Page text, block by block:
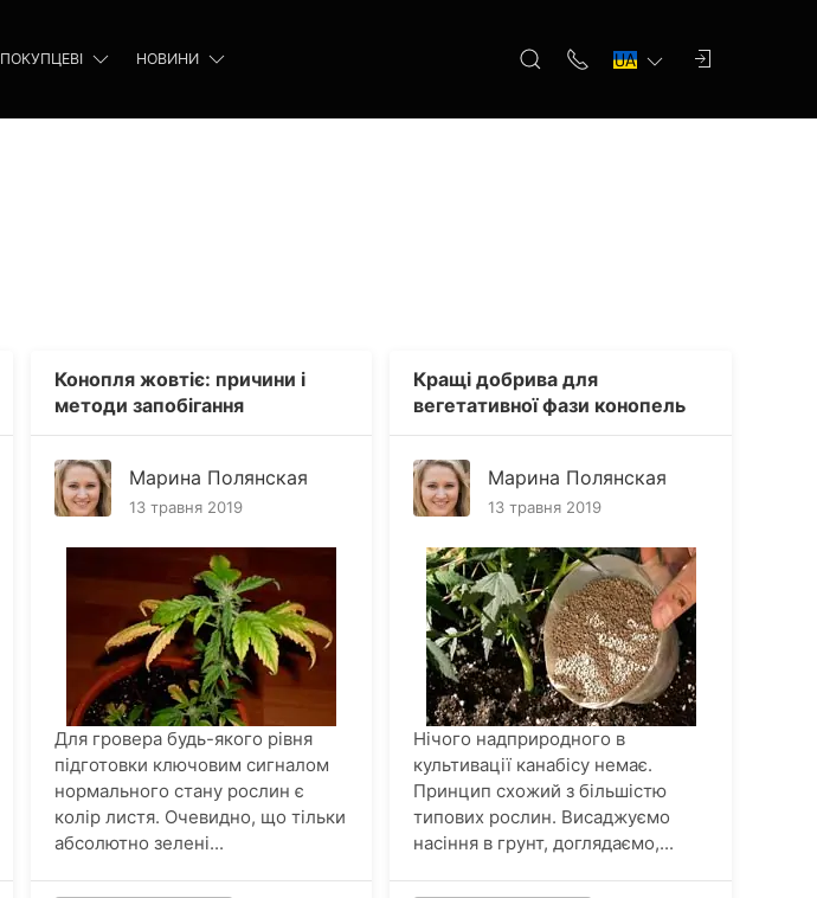
ПОКУПЦЕВІ НОВИНИ
Конопля жовтіє: причини і
методи запобігання
Марина Полянская
13 травня 2019
Для гровера будь-якого рівня
підготовки ключовим сигналом
нормального стану рослин є
колір листя. Очевидно, що тільки
абсолютно зелені...
Кращі добрива для
вегетативної фази конопель
Марина Полянская
13 травня 2019
Нічого надприродного в
культивації канабісу немає.
Принцип схожий з більшістю
типових рослин. Висаджуємо
насіння в грунт, доглядаємо,...